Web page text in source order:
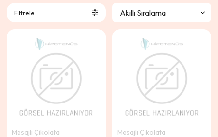
Filtrele
Mesajlı Çikolata
Mesajlı Çikolata